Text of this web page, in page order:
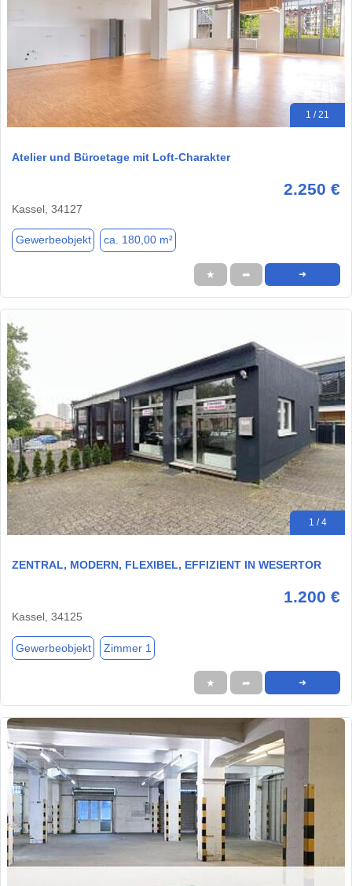
1 / 21
Atelier und Büroetage mit Loft-Charakter
2.250 €
Kassel, 34127
Gewerbeobjekt ca. 180,00 m²
★ ➦ ➜
1 / 4
ZENTRAL, MODERN, FLEXIBEL, EFFIZIENT IN WESERTOR
1.200 €
Kassel, 34125
Gewerbeobjekt Zimmer 1
★ ➦ ➜